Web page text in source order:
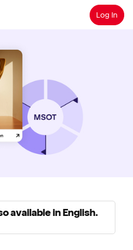
SearchLog In
available in English.